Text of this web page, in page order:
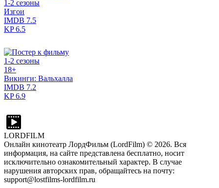
1-2 сезоны
Изгои
IMDB 7.5
KP6.5
1-2 сезоны
18+
Викинги: Вальхалла
IMDB 7.2
KP6.9
LORDFILM
Онлайн кинотеатр ЛордФильм (LordFilm) © 2026. Вся
информация, на сайте представлена бесплатно, носит
исключительно ознакомительный характер. В случае
нарушения авторских прав, обращайтесь на почту:
support@lostfilms-lordfilm.ru